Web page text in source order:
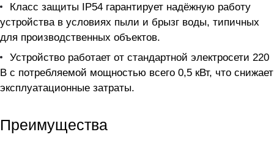
Класс защиты IP54 гарантирует надёжную работу
устройства в условиях пыли и брызг воды, типичных
для производственных объектов.
Устройство работает от стандартной электросети 220
В с потребляемой мощностью всего 0,5 кВт, что снижает
эксплуатационные затраты.
Преимущества